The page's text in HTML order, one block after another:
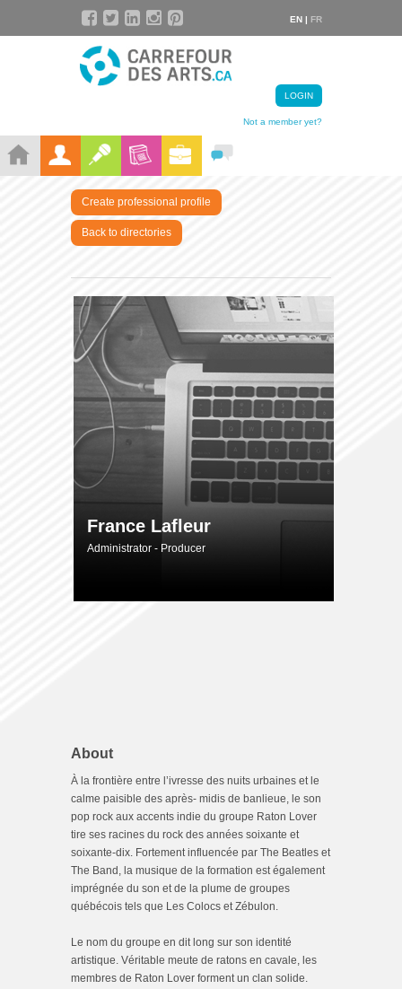
EN | FR
LOGIN
Not a member yet?
Create professional profile
Back to directories
France Lafleur
Administrator - Producer
About
À la frontière entre l’ivresse des nuits urbaines et le
calme paisible des après- midis de banlieue, le son
pop rock aux accents indie du groupe Raton Lover
tire ses racines du rock des années soixante et
soixante-dix. Fortement influencée par The Beatles et
The Band, la musique de la formation est également
imprégnée du son et de la plume de groupes
québécois tels que Les Colocs et Zébulon.
Le nom du groupe en dit long sur son identité
artistique. Véritable meute de ratons en cavale, les
membres de Raton Lover forment un clan solide.